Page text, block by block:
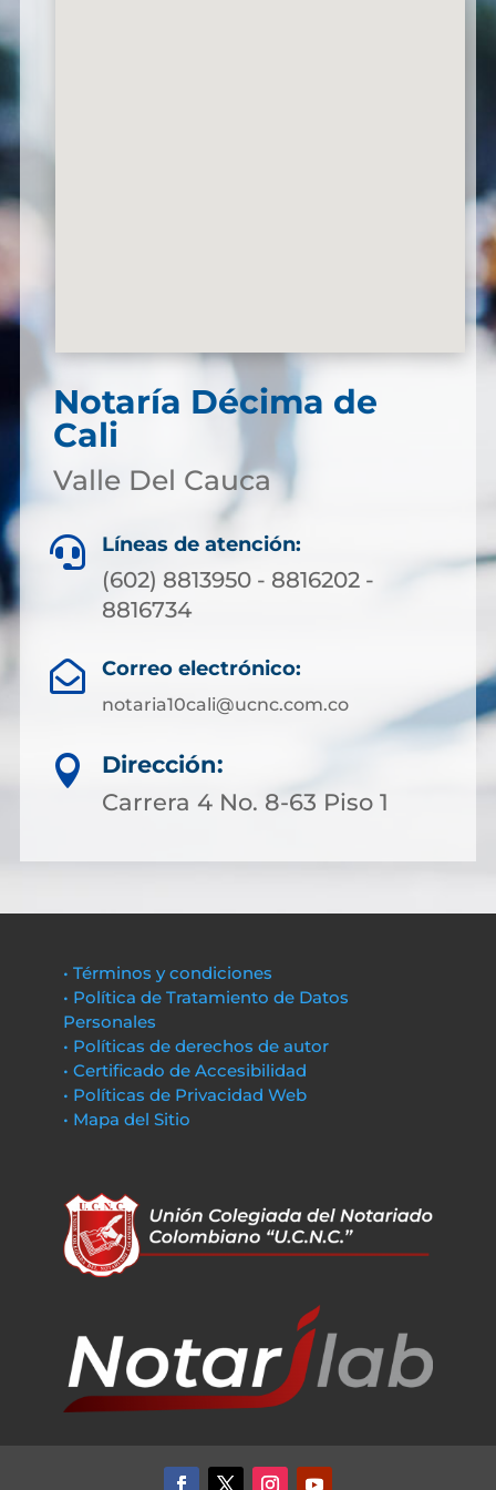
Notaría Décima de
Cali
Valle Del Cauca
 Líneas de atención:
(602) 8813950 - 8816202 -
8816734
 Correo electrónico:
notaria10cali@ucnc.com.co

Dirección:
Carrera 4 No. 8-63 Piso 1
• Términos y condiciones
• Política de Tratamiento de Datos
Personales
• Políticas de derechos de autor
• Certificado de Accesibilidad
• Políticas de Privacidad Web
• Mapa del Sitio